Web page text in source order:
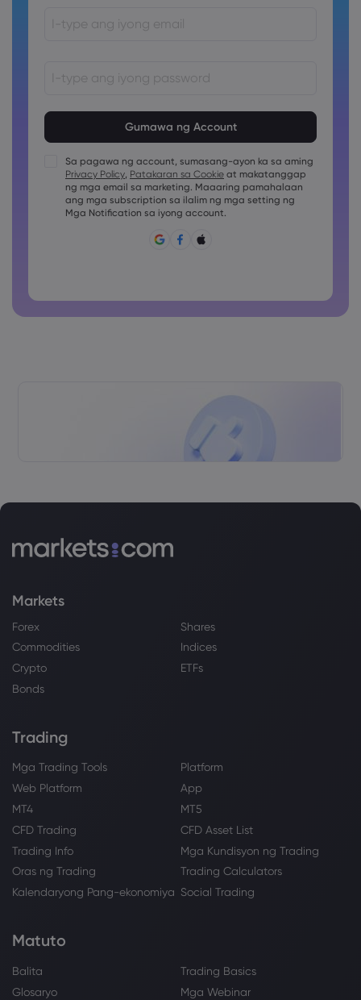
Ang password ay dapat maglalaman ng hindi bababa sa
Ang password ay dapat maglalaman ng hindi bababa sa
1 uppercase na karakter
Ang password ay dapat maglalaman ng hindi bababa sa
1 lowercase na karakter
Sa pagawa ng account, sumasang-ayon ka sa aming
Privacy Policy, Patakaran sa Cookie at makatanggap
ng mga email sa marketing. Maaaring pamahalaan
ang mga subscription sa ilalim ng mga setting ng
Mga Notification sa iyong account.
Markets
Forex
Shares
Commodities
Indices
Crypto
ETFs
Bonds
Trading
Mga Trading Tools
Platform
Web Platform
App
MT4
MT5
CFD Trading
CFD Asset List
Trading Info
Mga Kundisyon ng Trading
Oras ng Trading
Trading Calculators
Kalendaryong Pang-ekonomiya Social Trading
Matuto
Balita
Trading Basics
Glosaryo
Mga Webinar